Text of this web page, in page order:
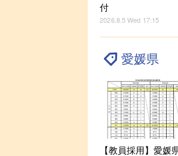
付
2026.8.5 Wed 17:15
愛媛県
【教員採用】愛媛